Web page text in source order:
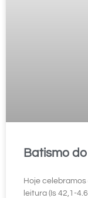
Batismo
Hoje celebramos
leitura (Is 42,1-